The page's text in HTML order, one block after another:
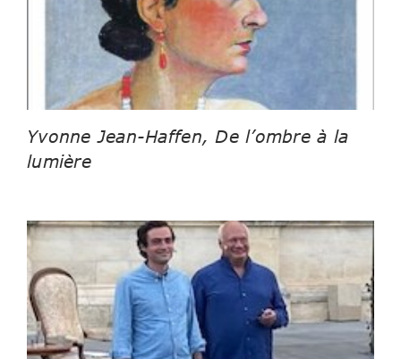
Yvonne Jean-Haffen, De l’ombre à la
lumière